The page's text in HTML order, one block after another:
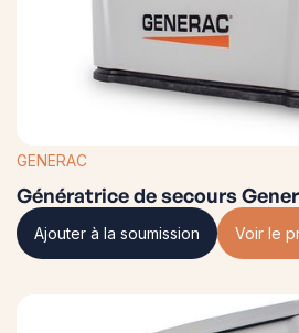
GENERAC
Génératrice de secours
Ajouter à la soumission Voir le